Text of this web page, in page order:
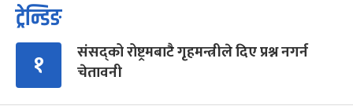
ट्रेन्डिङ
१
संसद्को रोष्ट्रमबाटै गृहमन्त्रीले दिए प्रश्न नगर्न
चेतावनी